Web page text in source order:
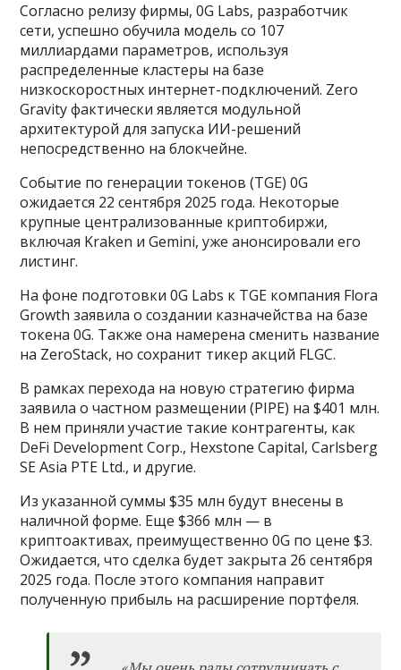
Согласно релизу фирмы, 0G Labs, разработчик
сети, успешно обучила модель со 107
миллиардами параметров, используя
распределенные кластеры на базе
низкоскоростных интернет-подключений. Zero
Gravity фактически является модульной
архитектурой для запуска ИИ-решений
непосредственно на блокчейне.
Событие по генерации токенов (TGE) 0G
ожидается 22 сентября 2025 года. Некоторые
крупные централизованные криптобиржи,
включая Kraken и Gemini, уже анонсировали его
листинг.
На фоне подготовки 0G Labs к TGE компания Flora
Growth заявила о создании казначейства на базе
токена 0G. Также она намерена сменить название
на ZeroStack, но сохранит тикер акций FLGC.
В рамках перехода на новую стратегию фирма
заявила о частном размещении (PIPE) на $401 млн.
В нем приняли участие такие контрагенты, как
DeFi Development Corp., Hexstone Capital, Carlsberg
SE Asia PTE Ltd., и другие.
Из указанной суммы $35 млн будут внесены в
наличной форме. Еще $366 млн — в
криптоактивах, преимущественно 0G по цене $3.
Ожидается, что сделка будет закрыта 26 сентября
2025 года. После этого компания направит
полученную прибыль на расширение портфеля.